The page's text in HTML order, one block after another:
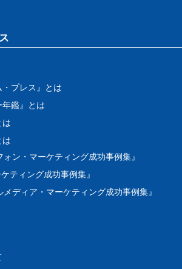
・プレス』とは
年鑑』とは
は
は
ォン・マーケティング成功事例集』
ケティング成功事例集』
メディア・マーケティング成功事例集』